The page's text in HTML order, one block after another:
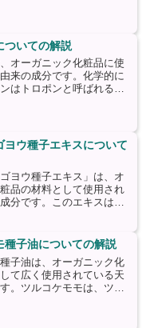
肌に対して...
ついての解説
オーガニック化粧品に使
来の成分です。化学的に
はトロポンと呼ばれる有
おいてさま...
ヨウ種子エキスについて
ゴヨウ種子エキス」は、オ
品の材料として使用され
分です。このエキスは、
センゴヨウは、アジアを
...
種子油についての解説
子油は、オーガニック化
て広く使用されている天
。ツルコケモモは、ツル